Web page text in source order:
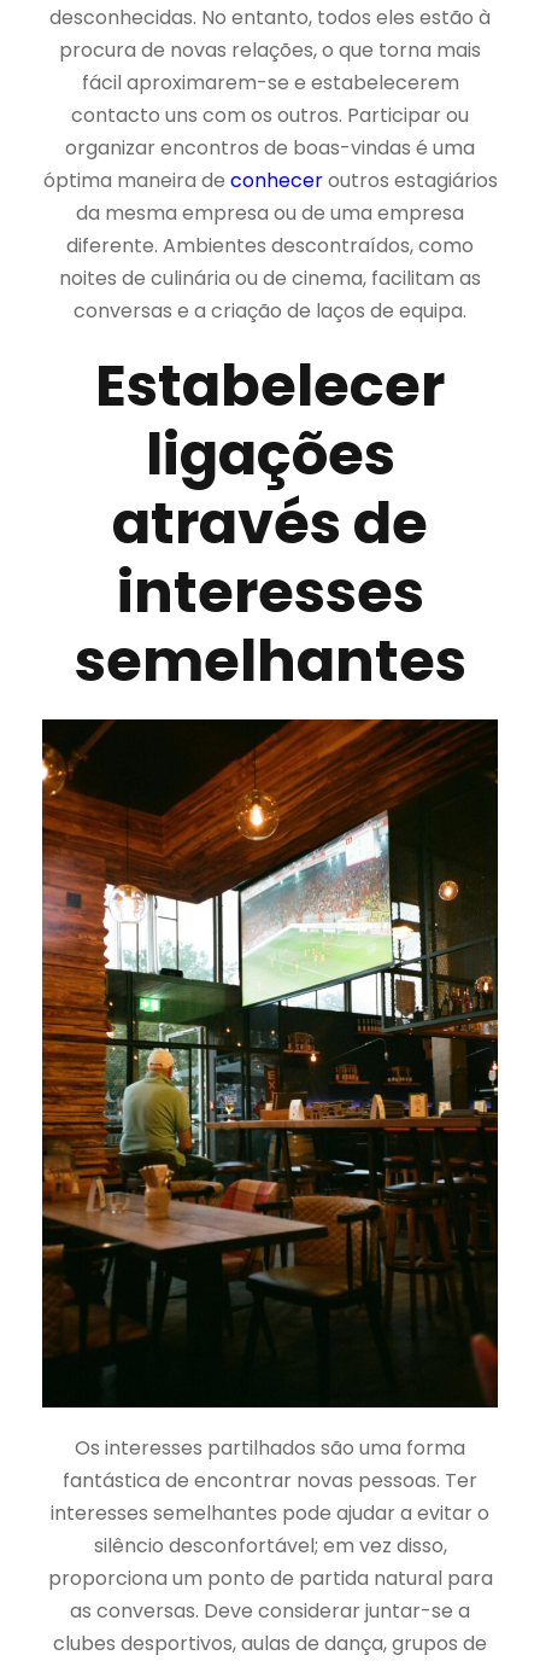
desconhecidas. No entanto, todos eles estão à
procura de novas relações, o que torna mais
fácil aproximarem-se e estabelecerem
contacto uns com os outros. Participar ou
organizar encontros de boas-vindas é uma
óptima maneira de conheceroutros estagiários
da mesma empresa ou de uma empresa
diferente. Ambientes descontraídos, como
noites de culinária ou de cinema, facilitam as
conversas e a criação de laços de equipa.
Estabelecer
ligações
através de
interesses
semelhantes
Os interesses partilhados são uma forma
fantástica de encontrar novas pessoas. Ter
interesses semelhantes pode ajudar a evitar o
silêncio desconfortável; em vez disso,
proporciona um ponto de partida natural para
as conversas. Deve considerar juntar-se a
clubes desportivos, aulas de dança, grupos de